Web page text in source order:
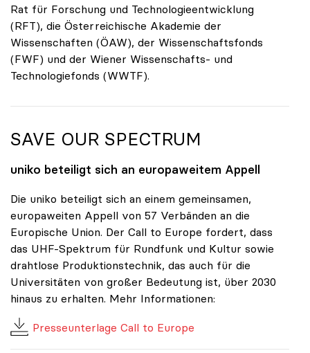
Rat für Forschung und Technologieentwicklung
(RFT), die Österreichische Akademie der
Wissenschaften (ÖAW), der Wissenschaftsfonds
(FWF) und der Wiener Wissenschafts- und
Technologiefonds (WWTF).
SAVE OUR SPECTRUM
uniko beteiligt sich an europaweitem Appell
Die uniko beteiligt sich an einem gemeinsamen,
europaweiten Appell von 57 Verbänden an die
Europische Union. Der Call to Europe fordert, dass
das UHF-Spektrum für Rundfunk und Kultur sowie
drahtlose Produktionstechnik, das auch für die
Universitäten von großer Bedeutung ist, über 2030
hinaus zu erhalten. Mehr Informationen:
Presseunterlage Call to Europe